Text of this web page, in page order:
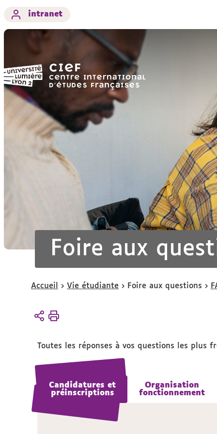
intranet
Foire aux
Vous
ici :
Accueil Vie étudiante Foire aux questions
Toutes les réponses à vos questions les plus
Candidatures et
préinscriptions
Candidatures et
préinscriptions
Organisation
fonctionnement
Organisation
fonctionnement